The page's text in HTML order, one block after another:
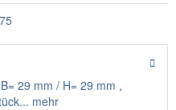
29 mm / H= 29 mm ,
mehr